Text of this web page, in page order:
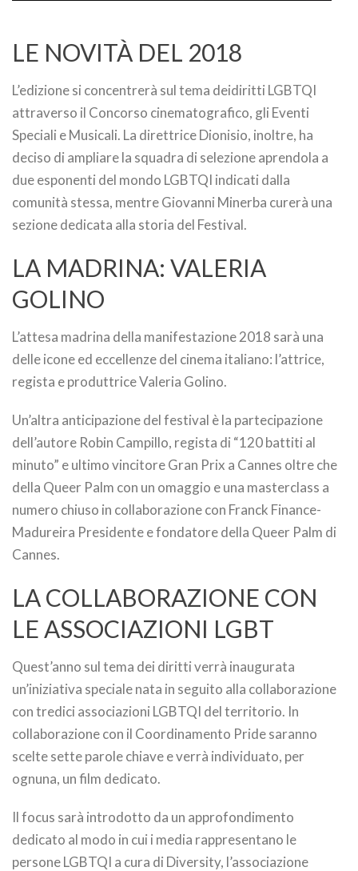
LE NOVITÀ DEL 2018
L’edizione si concentrerà sul tema deidiritti LGBTQI
attraverso il Concorso cinematografico, gli Eventi
Speciali e Musicali. La direttrice Dionisio, inoltre, ha
deciso di ampliare la squadra di selezione aprendola a
due esponenti del mondo LGBTQI indicati dalla
comunità stessa, mentre Giovanni Minerba curerà una
sezione dedicata alla storia del Festival.
LA MADRINA: VALERIA
GOLINO
L’attesa madrina della manifestazione 2018 sarà una
delle icone ed eccellenze del cinema italiano: l’attrice,
regista e produttrice Valeria Golino.
Un’altra anticipazione del festival è la partecipazione
dell’autore Robin Campillo, regista di “120 battiti al
minuto” e ultimo vincitore Gran Prix a Cannes oltre che
della Queer Palm con un omaggio e una masterclass a
numero chiuso in collaborazione con Franck Finance-
Madureira Presidente e fondatore della Queer Palm di
Cannes.
LA COLLABORAZIONE CON
LE ASSOCIAZIONI LGBT
Quest’anno sul tema dei diritti verrà inaugurata
un’iniziativa speciale nata in seguito alla collaborazione
con tredici associazioni LGBTQI del territorio. In
collaborazione con il Coordinamento Pride saranno
scelte sette parole chiave e verrà individuato, per
ognuna, un film dedicato.
Il focus sarà introdotto da un approfondimento
dedicato al modo in cui i media rappresentano le
persone LGBTQI a cura di Diversity, l’associazione